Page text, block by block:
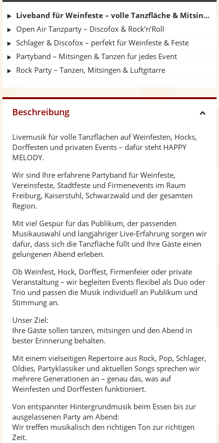
Liveband für Weinfeste – volle Tanzfläche & Mitsingen
Open Air Tanzparty – Discofox & Rock’n’Roll
Schlager & Discofox – perfekt für Weinfeste & Feste
Partyband – Mitsingen & Tanzen für jedes Event
Rock Party – Tanzen, Mitsingen & Luftgitarre
Beschreibung
Livemusik für volle Tanzflächen auf Weinfesten, Hocks,
Dorffesten und privaten Events – dafür steht HAPPY
MELODY.
Wir sind Ihre erfahrene Partyband für Weinfeste,
Vereinsfeste, Stadtfeste und Firmenevents im Raum
Freiburg, Kaiserstuhl, Schwarzwald und der gesamten
Region.
Mit viel Gespür für das Publikum, der passenden
Musikauswahl und langjähriger Live-Erfahrung sorgen wir
dafür, dass sich die Tanzfläche füllt und Ihre Gäste einen
gelungenen Abend erleben.
Ob Weinfest, Hock, Dorffest, Firmenfeier oder private
Veranstaltung – wir begleiten Events flexibel als Duo oder
Trio und passen die Musik individuell an Publikum und
Stimmung an.
Unser Ziel:
Ihre Gäste sollen tanzen, mitsingen und den Abend in
bester Erinnerung behalten.
Mit einem vielseitigen Repertoire aus Rock, Pop, Schlager,
Oldies, Partyklassiker und aktuellen Songs sprechen wir
mehrere Generationen an – genau das, was auf
Weinfesten und Dorffesten funktioniert.
Von entspannter Hintergrundmusik beim Essen bis zur
ausgelassenen Party am Abend:
Wir treffen musikalisch den richtigen Ton zur richtigen
Zeit.